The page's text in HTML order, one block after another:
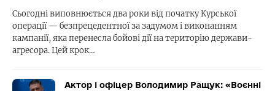
Сьогодні виповнюється два роки від початку Курської
операції — безпрецедентної за задумом і виконанням
кампанії, яка перенесла бойові дії на територію держави-
агресора. Цей крок…
Актор і офіцер Володимир Ращук: «Воєнні